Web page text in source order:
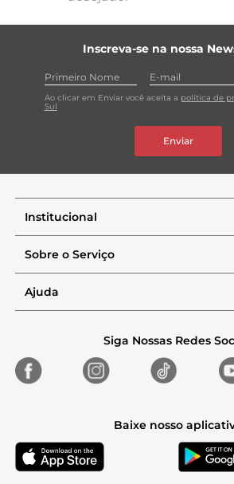
Inscreva-se na nossa
Ao clicar em Enviar você aceita a política de
Sul
Enviar
Institucional
Sobre o Serviço
Ajuda
Siga Nossas Redes
Baixe nosso